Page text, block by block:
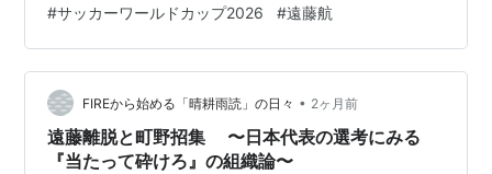
ているいるのです。 「チームスタッフと何かあったの
か？」 「怪我が完治してないのか？」 や、 「今更、離
脱って」 「代表も引退って」 「誰々を招集しろ」 など
など・・ そんなＳＮＳ上で見かける気になる文字。 『に
わか』 ＊にわか…
#サッカーワールドカップ2026 #遠藤航
FIREから始める「晴耕雨読」の日々 • 2ヶ月前
遠藤離脱と町野招集 〜日本代表の選考にみる
『当たって砕けろ』の組織論〜